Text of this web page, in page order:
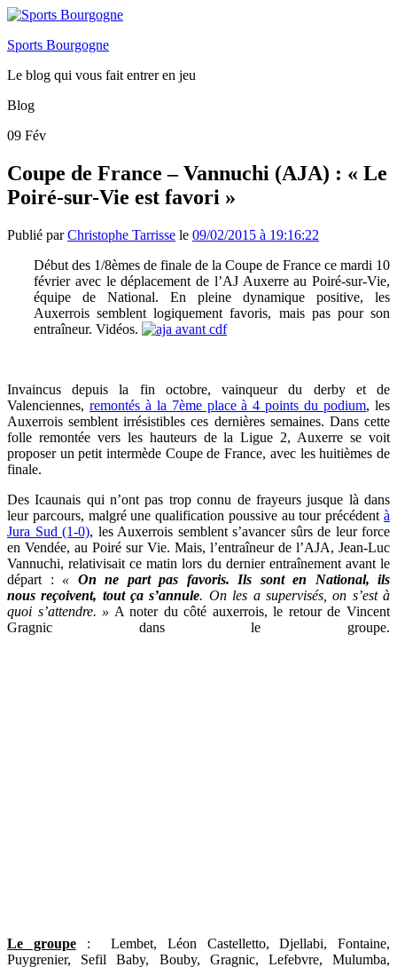
Sports Bourgogne
Le blog qui vous fait entrer en jeu
Blog
09 Fév
Coupe de France – Vannuchi (AJA) : « Le
Poiré-sur-Vie est favori »
Publié parChristophe Tarrisse le 09/02/2015 à 19:16:22
Début des 1/8èmes de finale de la Coupe de France ce mardi 10
février avec le déplacement de l’AJ Auxerre au Poiré-sur-Vie,
équipe de National. En pleine dynamique positive, les
Auxerrois semblent logiquement favoris, mais pas pour son
entraîneur. Vidéos.
Invaincus depuis la fin octobre, vainqueur du derby et de
Valenciennes, remontés à la 7ème place à 4 points du podium, les
Auxerrois semblent irrésistibles ces dernières semaines. Dans cette
folle remontée vers les hauteurs de la Ligue 2, Auxerre se voit
proposer un petit intermède Coupe de France, avec les huitièmes de
finale.
Des Icaunais qui n’ont pas trop connu de frayeurs jusque là dans
leur parcours, malgré une qualification poussive au tour précédent à
Jura Sud (1-0), les Auxerrois semblent s’avancer sûrs de leur force
en Vendée, au Poiré sur Vie. Mais, l’entraîneur de l’AJA, Jean-Luc
Vannuchi, relativisait ce matin lors du dernier entraînement avant le
départ : « On ne part pas favoris. Ils sont en National, ils
nous reçoivent, tout ça s’annule. On les a supervisés, on s’est à
quoi s’attendre. » A noter du côté auxerrois, le retour de Vincent
Gragnic dans le groupe.
Le groupe:
Lembet, Léon Castelletto, Djellabi, Fontaine,
Puygrenier, Sefil Baby, Bouby, Gragnic, Lefebvre, Mulumba,